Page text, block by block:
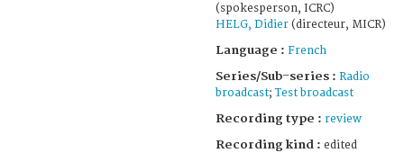
(spokesperson, ICRC)
HELG, Didier (directeur, MICR)
Language : French
Series/Sub-series : Radio
broadcast;Test broadcast
Recording type : review
Recording kind : edited